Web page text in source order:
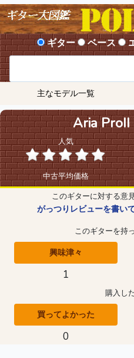
ギター ベース
主なモデル一覧
Aria
人気
中古平均価格
このギターに対する意
がっつりレビューを書い
このギターを持
興味津々
1
購入し
買ってよかった
0